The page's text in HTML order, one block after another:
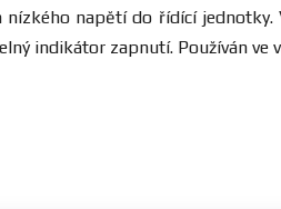
napětí do řídící
indikátor zapnutí. Používán ve